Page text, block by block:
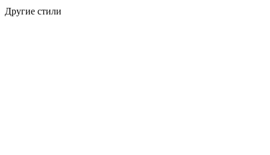
Другие стили